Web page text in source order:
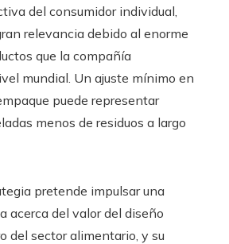
del consumidor individual,
relevancia debido al enorme
que la compañía
mundial. Un ajuste mínimo en
puede representar
menos de residuos a largo
pretende impulsar una
acerca del valor del diseño
del sector alimentario, y su